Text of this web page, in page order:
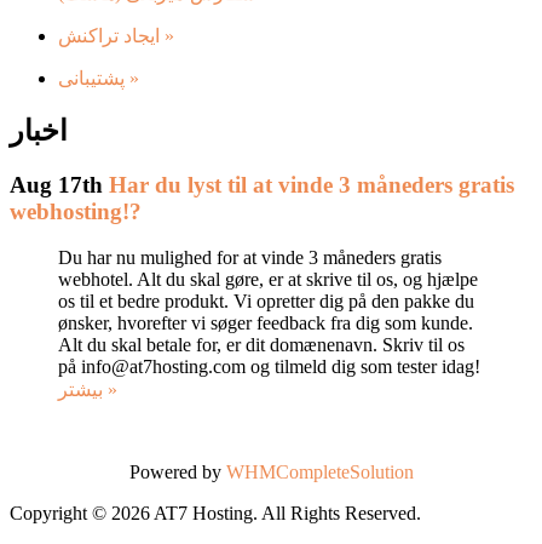
»
»
اخبار
Aug 17th Har du lyst til at vinde 3 måneders gratis
webhosting!?
Du har nu mulighed for at vinde 3 måneders gratis
webhotel. Alt du skal gøre, er at skrive til os, og hjælpe
os til et bedre produkt. Vi opretter dig på den pakke du
ønsker, hvorefter vi søger feedback fra dig som kunde.
Alt du skal betale for, er dit domænenavn. Skriv til os
på info@at7hosting.com og tilmeld dig som tester idag!
بیشتر »
Powered by WHMCompleteSolution
Copyright © 2026 AT7 Hosting. All Rights Reserved.